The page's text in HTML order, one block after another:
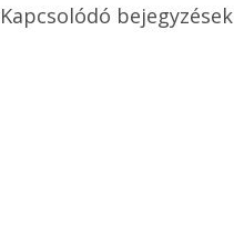
Kapcsolódó bejegyzések